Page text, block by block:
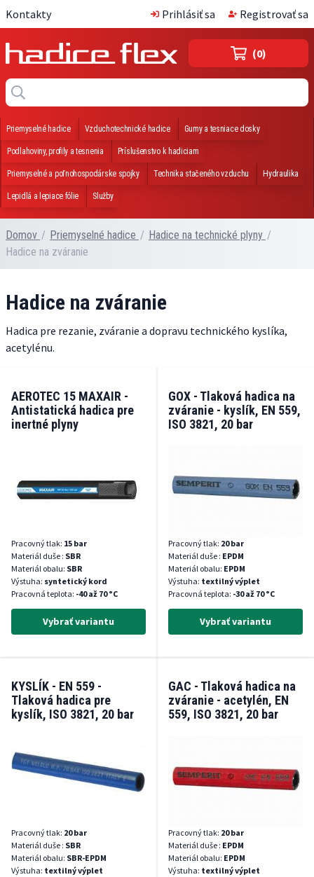
Kontakty Prihlásiť sa Registrovať sa
(0)
Priemyselné hadice Vzduchotechnické hadice Gumy a tesniace dosky
Podlahoviny, profily a tesnenia Príslušenstvo k hadiciam
Priemyselné a poľnohospodárske spojky Technika stačeného vzduchu Hydraulika
Lepidlá a lepiace fólie Služby
Domov / Priemyselné hadice / Hadice na technické plyny /
Hadice na zváranie
Hadice na zváranie
Hadica pre rezanie, zváranie a dopravu technického kyslíka,
acetylénu.
AEROTEC 15 MAXAIR -
Antistatická hadica pre
inertné plyny
Pracovný tlak: 15 bar
Materiál duše : SBR
Materiál obalu: SBR
Výstuha: syntetický kord
Pracovná teplota: -40 až 70 °C
Vybrať variantu
GOX - Tlaková hadica na
zváranie - kyslík, EN 559,
ISO 3821, 20 bar
Pracovný tlak: 20 bar
Materiál duše : EPDM
Materiál obalu: EPDM
Výstuha: textilný výplet
Pracovná teplota: -30 až 70 °C
Vybrať variantu
KYSLÍK - EN 559 -
Tlaková hadica pre
kyslík, ISO 3821, 20 bar
Pracovný tlak: 20 bar
Materiál duše : SBR
Materiál obalu: SBR-EPDM
Výstuha: textilný výplet
GAC - Tlaková hadica na
zváranie - acetylén, EN
559, ISO 3821, 20 bar
Pracovný tlak: 20 bar
Materiál duše : EPDM
Materiál obalu: EPDM
Výstuha: textilný výplet